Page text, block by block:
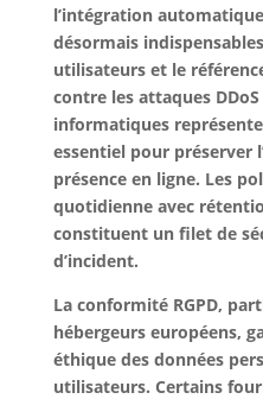
l’intégration
désormais
utilisateurs et le
contre les attaques
informatiques
essentielpour préserver
présence en ligne. Les
quotidienne avec
constituent un filet de
d’incident.
La conformité RGPD,
hébergeurs européens,
éthique des données
utilisateurs. Certains